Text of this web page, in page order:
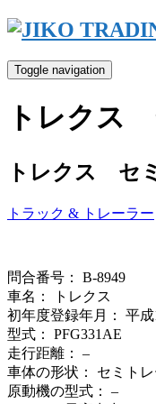
Skip
content
Toggle navigation
トレクス
トレクス セ
トラック & トレーラー
問合番号： B-8949
車名： トレクス
初年度登録年月： 平成
型式： PFG331AE
走行距離： –
車体の形状： セミト
原動機の型式： –